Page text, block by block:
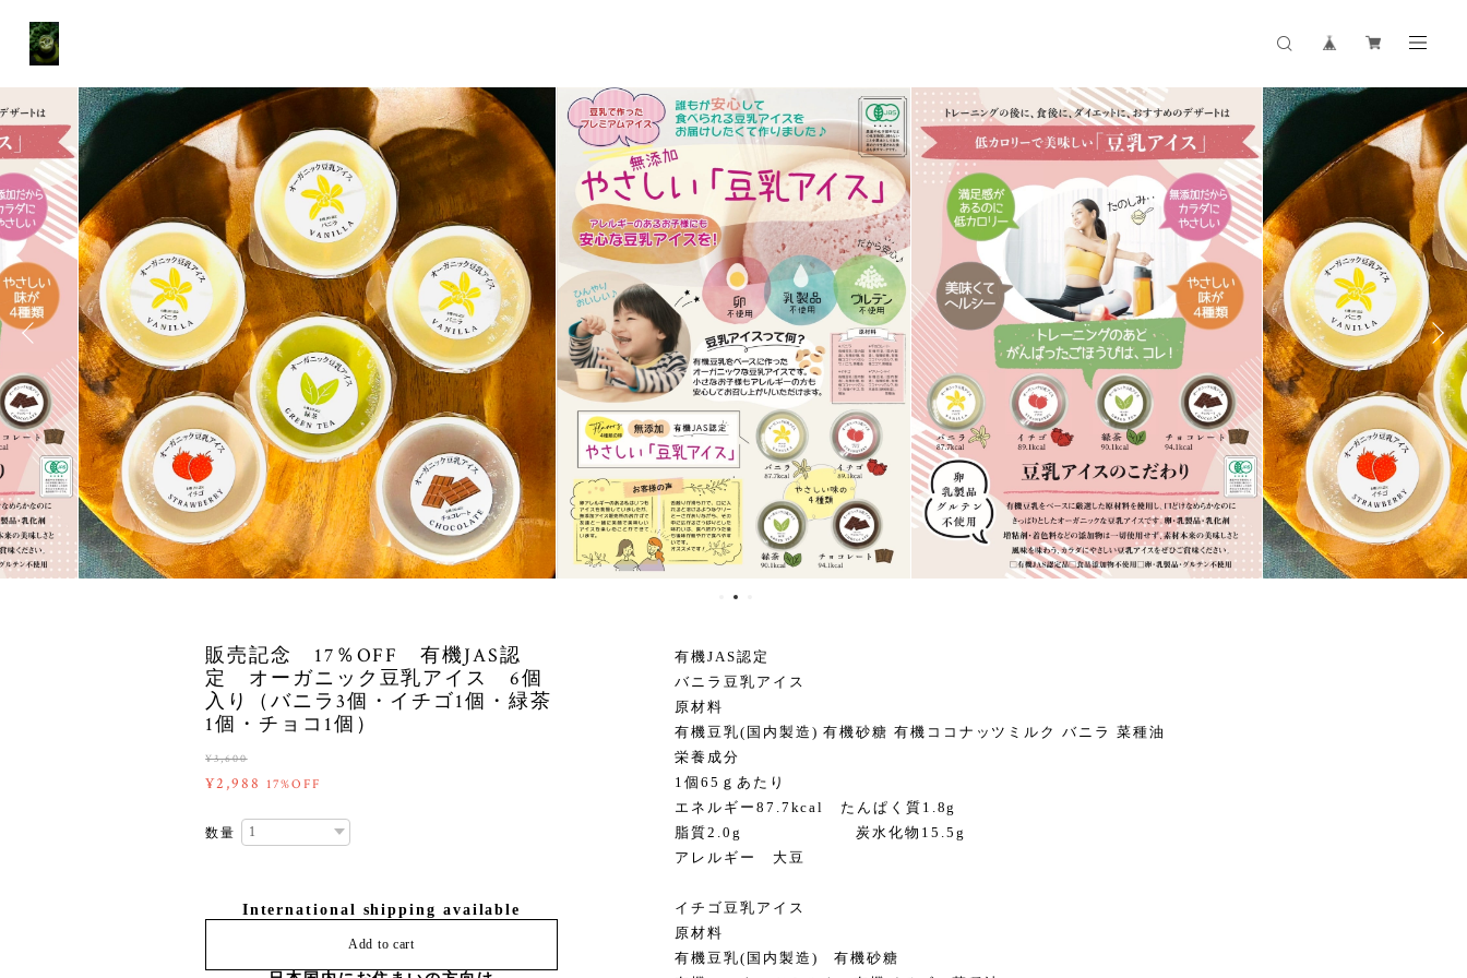
販売記念 17％OFF 有機JAS認
定 オーガニック豆乳アイス 6個
入り（バニラ3個・イチゴ1個・緑茶
1個・チョコ1個）
¥3,600
¥2,988 17%OFF
数量
International shipping available
Add to cart
有機JAS認定
バニラ豆乳アイス
原材料
有機豆乳(国内製造) 有機砂糖 有機ココナッツミルク バニラ 菜種油
栄養成分
1個65ｇあたり
エネルギー87.7kcal たんぱく質1.8g
脂質2.0g 炭水化物15.5g
アレルギー 大豆
イチゴ豆乳アイス
原材料
有機豆乳(国内製造) 有機砂糖